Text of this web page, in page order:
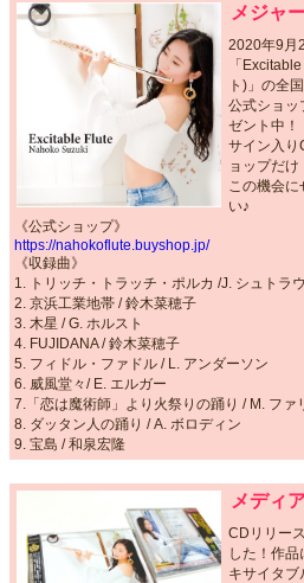
メジャ
2020年9月
「
ト)」の全
公式ショッ
ゼント中！
サイン入り
ョップだけ
この機会
い♪
《公式ショップ》
https://nahokoflute.buyshop.jp/
《収録曲》
1. トリッチ・トラッチ・ポルカ /J. シュトラ
2. 京浜工業地帯 / 鈴木菜穂子
3. 木星 / G. ホルスト
4. FUJIDANA / 鈴木菜穂子
5. フィドル・ファドル / L. アンダーソン
6. 威風堂々/ E. エルガー
7.「恋は魔術師」より火祭りの踊り / M. ファ
8. ダッタン人の踊り / A. ボロディン
9. 宝島 / 和泉宏隆
メディ
CDリリー
した！作
キサイタブ